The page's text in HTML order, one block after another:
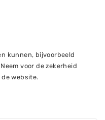
kunnen, bijvoorbeeld
voor de zekerheid
website.